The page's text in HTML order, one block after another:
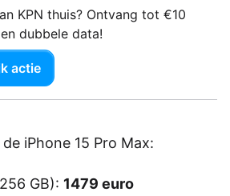
KPN thuis? Ontvang tot €10
dubbele data!
actie
iPhone 15 Pro Max:
GB): 1479 euro